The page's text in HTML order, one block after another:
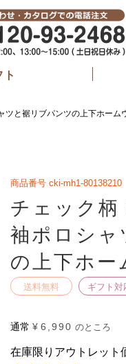
ト
と裾リブパンツの上下ホーム
商品番号 cki-mh1-80138210
チェック
袖ポロシャ
の上下ホー
送料無料 ギフト対
通常 ¥ 6,990 のところ
在庫限りアウトレット